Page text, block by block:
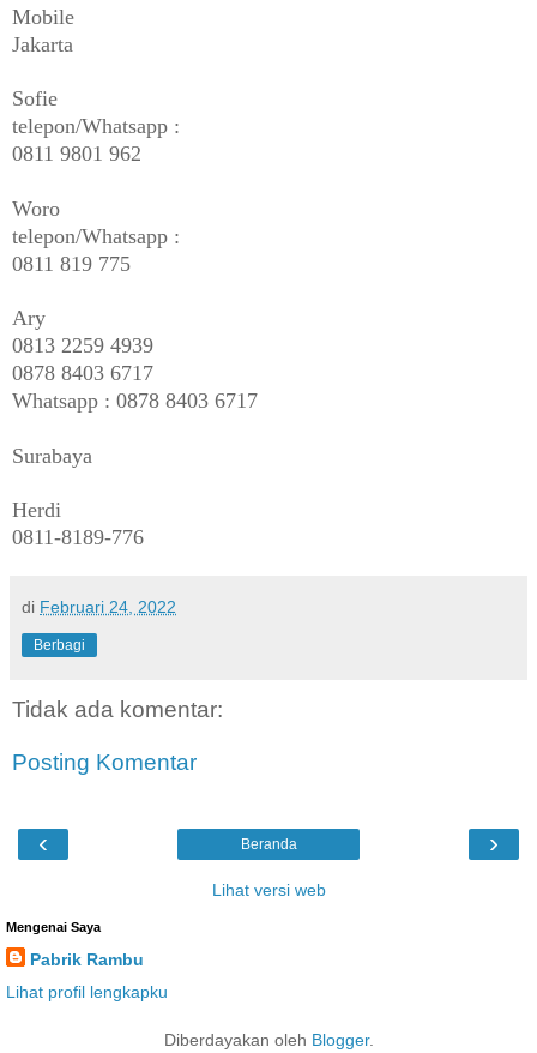
Mobile
Jakarta
Sofie
telepon/Whatsapp :
0811 9801 962
Woro
telepon/Whatsapp :
0811 819 775
Ary
0813 2259 4939
0878 8403 6717
Whatsapp : 0878 8403 6717
Surabaya
Herdi
0811-8189-776
di Februari 24, 2022
Berbagi
Tidak ada komentar:
Posting Komentar
‹ ›
Beranda
Lihat versi web
Mengenai Saya
Pabrik Rambu
Lihat profil lengkapku
Diberdayakan oleh Blogger.